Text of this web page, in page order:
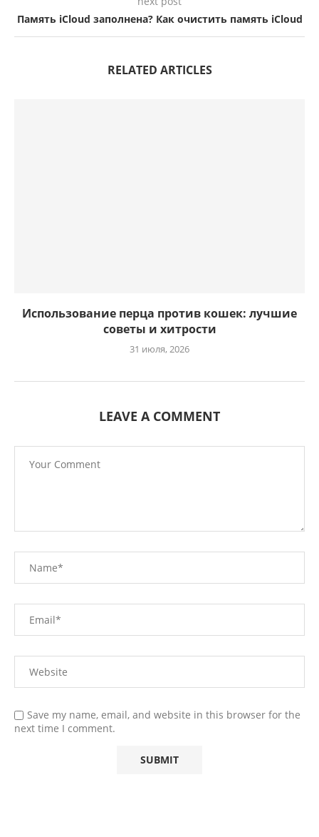
Память iCloud заполнена? Как очистить память iCloud
RELATED ARTICLES
Использование перца против кошек: лучшие
советы и хитрости
31 июля, 2026
LEAVE A COMMENT
Save my name, email, and website in this browser for the
next time I comment.